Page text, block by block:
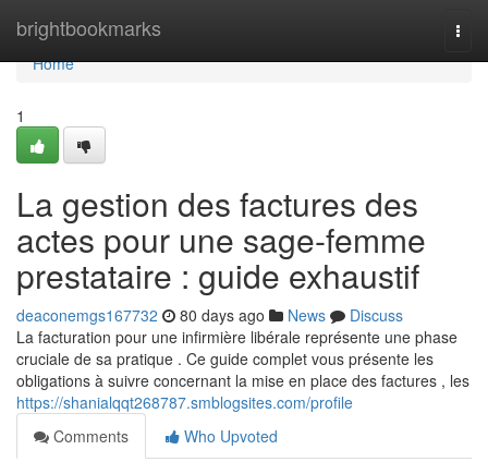
brightbookmarks
Home
Home
1
La gestion des factures des
actes pour une sage-femme
prestataire : guide exhaustif
deaconemgs167732 80 days ago News
Discuss
La facturation pour une infirmière libérale représente une phase
cruciale de sa pratique . Ce guide complet vous présente les
obligations à suivre concernant la mise en place des factures , les
https://shanialqqt268787.smblogsites.com/profile
Comments
Who Upvoted